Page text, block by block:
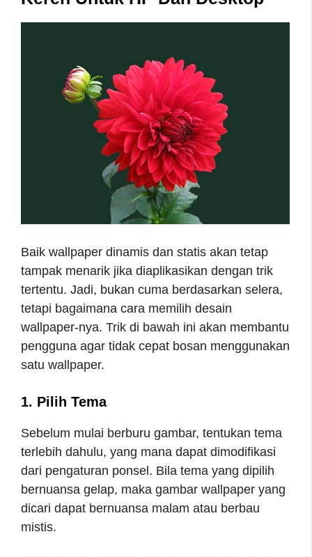
Baik wallpaper dinamis dan statis akan tetap
tampak menarik jika diaplikasikan dengan trik
tertentu. Jadi, bukan cuma berdasarkan selera,
tetapi bagaimana cara memilih desain
wallpaper-nya. Trik di bawah ini akan membantu
pengguna agar tidak cepat bosan menggunakan
satu wallpaper.
1. Pilih Tema
Sebelum mulai berburu gambar, tentukan tema
terlebih dahulu, yang mana dapat dimodifikasi
dari pengaturan ponsel. Bila tema yang dipilih
bernuansa gelap, maka gambar wallpaper yang
dicari dapat bernuansa malam atau berbau
mistis.